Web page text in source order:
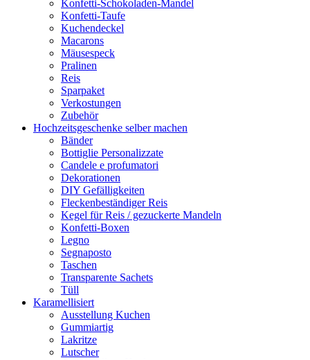
Konfetti-Schokoladen-Mandel
Konfetti-Taufe
Kuchendeckel
Macarons
Mäusespeck
Pralinen
Reis
Sparpaket
Verkostungen
Zubehör
Hochzeitsgeschenke selber machen
Bänder
Bottiglie Personalizzate
Candele e profumatori
Dekorationen
DIY Gefälligkeiten
Fleckenbeständiger Reis
Kegel für Reis / gezuckerte Mandeln
Konfetti-Boxen
Legno
Segnaposto
Taschen
Transparente Sachets
Tüll
Karamellisiert
Ausstellung Kuchen
Gummiartig
Lakritze
Lutscher